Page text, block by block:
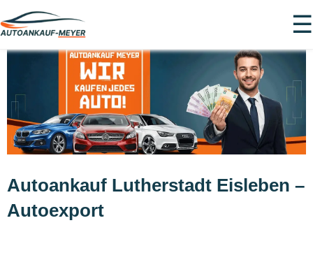
☰
Autoankauf Lutherstadt Eisleben –
Autoexport